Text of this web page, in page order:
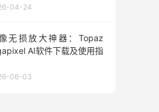
04-24
无损放大神器：Topaz
AI软件下载及使用指
06-03